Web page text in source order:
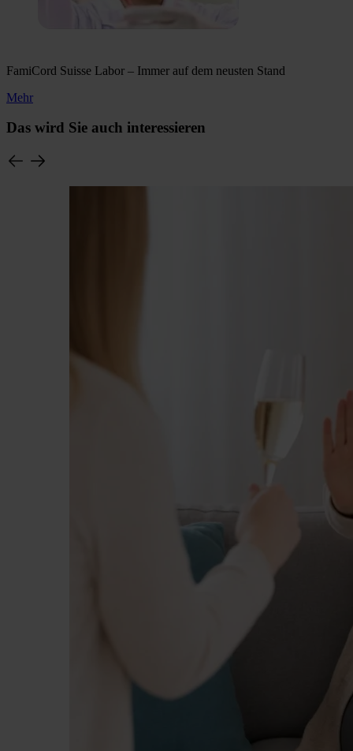
FamiCord Suisse Labor – Immer auf dem neusten Stand
Mehr
Das wird Sie auch interessieren